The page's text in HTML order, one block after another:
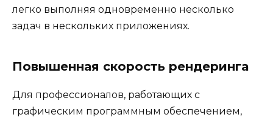
легко выполняя одновременно несколько
задач в нескольких приложениях.
Повышенная скорость рендеринга
Для профессионалов, работающих с
графическим программным обеспечением,